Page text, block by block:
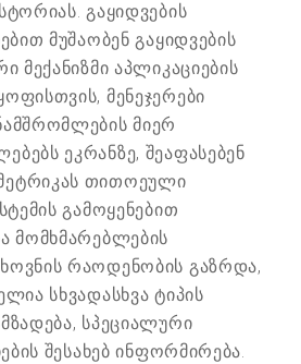
გაყიდვების
მუშაობენ გაყიდვების
მექანიზმი აპლიკაციების
მენეჯერები
მიერ
ეკრანზე, შეაფასებენ
თითოეული
გამოყენებით
მომხმარებლების
რაოდენობის გაზრდა,
სხვადასხვა ტიპის
სპეციალური
შესახებ ინფორმირება.